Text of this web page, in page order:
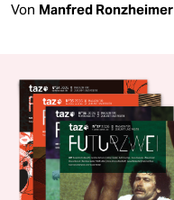
Von Manfred Ronzheimer